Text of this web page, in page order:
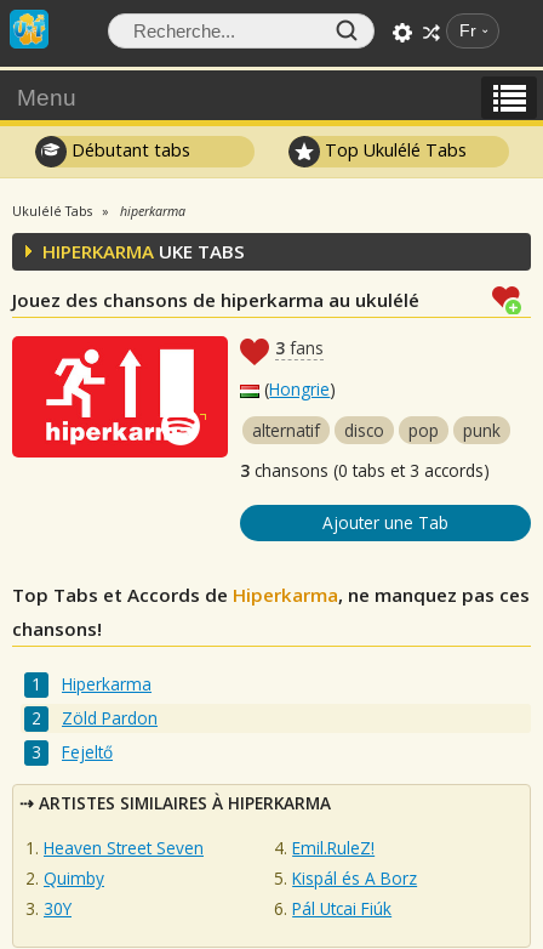
Fr
Menu
Débutant tabs Top Ukulélé Tabs
Ukulélé Tabs hiperkarma
HIPERKARMA UKE TABS
Jouez des chansons de hiperkarma au ukulélé
3 fans
(Hongrie)
alternatif
disco pop
punk
3 chansons (0 tabs et 3 accords)
Ajouter une Tab
Top Tabs et Accords de Hiperkarma, ne manquez pas ces
chansons!
Hiperkarma
Zöld Pardon
Fejeltő
ARTISTES SIMILAIRES À HIPERKARMA
Heaven Street Seven
Quimby
30Y
Emil.RuleZ!
Kispál és A Borz
Pál Utcai Fiúk